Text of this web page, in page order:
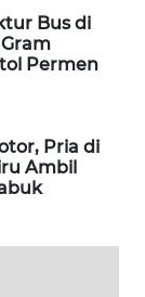
Bus di
Permen
Pria di
Ambil